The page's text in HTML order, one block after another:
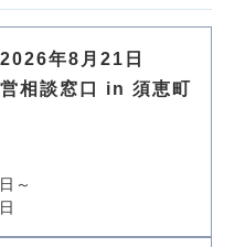
年8月21日
相談窓口 in 須恵町
～